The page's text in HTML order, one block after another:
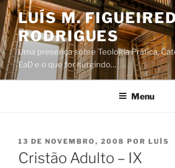
Saltar
para
o
conteúdo
LUÍS M.
RODRIGUES
Uma presença sobre Teologia Prática,
EaD e o que for surgindo…
Menu
PUBLICADO
EM
13 DE NOVEMBRO, 2008 POR LUÍS
Cristão Adulto – IX